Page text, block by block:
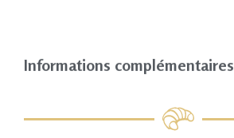
Informations complémentaires